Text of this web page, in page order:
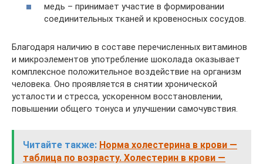
медь – принимает участие в формировании
соединительных тканей и кровеносных сосудов.
Благодаря наличию в составе перечисленных витаминов
и микроэлементов употребление шоколада оказывает
комплексное положительное воздействие на организм
человека. Оно проявляется в снятии хронической
усталости и стресса, ускоренном восстановлении,
повышении общего тонуса и улучшении самочувствия.
Читайте также: Норма холестерина в крови —
таблица по возрасту. Холестерин в крови —